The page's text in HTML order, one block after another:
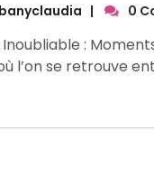
| 0
:
l’on se retrouve